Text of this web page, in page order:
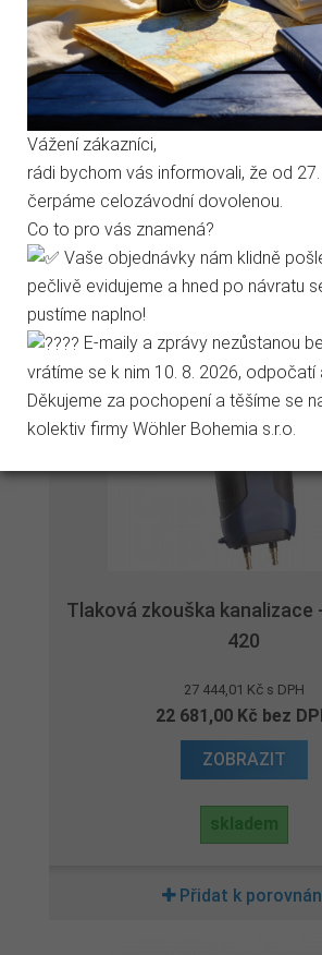
3 775,20 Kč s DPH
3 120,00 Kč bez
ZOBRAZIT
skladem
Přidat k
Tlaková zkouška kanalizace
420
27 444,01 Kč s DPH
22 681,00 Kč bez
ZOBRAZIT
skladem
Přidat k
Technické cookies
Analytické cookies
Marketingové cookies
Jen nezbytné
Přejít na stránku Podrobně o
Vážení zákazníci,
rádi bychom vás informovali, že od
čerpáme celozávodní dovolenou.
Co to pro vás znamená?
Vaše objednávky nám klidně
pečlivě evidujeme a hned po návratu
pustíme naplno!
E-maily a zprávy nezůstanou
vrátíme se k nim 10. 8. 2026, odpočatí
Děkujeme za pochopení a těšíme se
kolektiv firmy Wöhler Bohemia s.r.o.